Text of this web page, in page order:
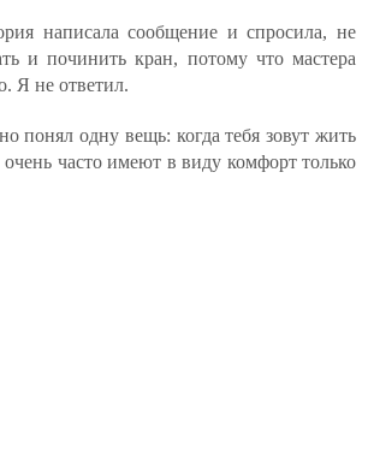
написала сообщение и спросила, не
и починить кран, потому что мастера
Я не ответил.
понял одну вещь: когда тебя зовут жить
часто имеют в виду комфорт только